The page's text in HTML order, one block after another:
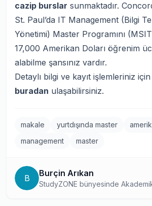
cazip burslar sunmaktadır.
St. Paul’da IT Management (Bilgi
Yönetimi) Master Programını
17,000 Amerikan Doları öğrenim
alabilme şansınız vardır.
Detaylı bilgi ve kayıt işlemleriniz
buradan ulaşabilirsiniz.
makale yurtdışında master
management
master
B Burçin Arıkan
StudyZONE bünyesinde